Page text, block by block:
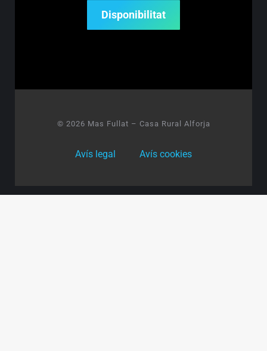
Disponibilitat
© 2026 Mas Fullat – Casa Rural Alforja
Avís legal Avís cookies